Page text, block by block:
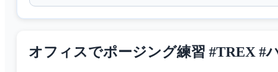
オフィスでポージング練習 #TREX #